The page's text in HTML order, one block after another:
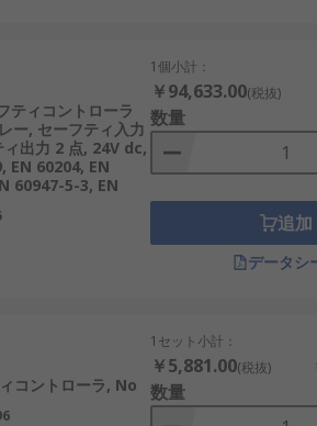
ティコントローラ
ー, セーフティ入力
ィ出力 2 点, 24V dc,
EN 60204, EN
60947-5-3, EN
1個小計：
￥94,633.00(税抜)
数量
追加
データシ
コントローラ, No
1セット小計：
￥5,881.00(税抜)
数量